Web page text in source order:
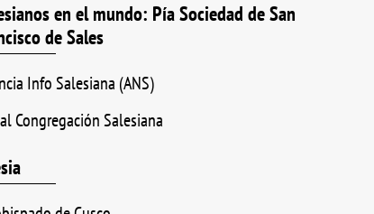
en el mundo: Pía Sociedad de San
de Sales
Info Salesiana (ANS)
Congregación Salesiana